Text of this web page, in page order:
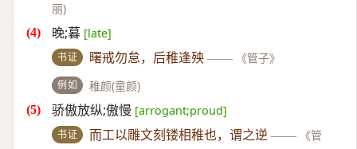
丽)
晚;暮 [late]
书证 曙戒勿怠，后稚逢殃 —— 《管子》
例如 稚颜(童颜)
骄傲放纵;傲慢 [arrogant;proud]
书证 而工以雕文刻镂相稚也，谓之逆 —— 《管